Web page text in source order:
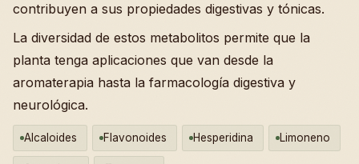
contribuyen a sus propiedades digestivas y tónicas.
La diversidad de estos metabolitos permite que la
planta tenga aplicaciones que van desde la
aromaterapia hasta la farmacología digestiva y
neurológica.
Alcaloides Flavonoides Hesperidina Limoneno